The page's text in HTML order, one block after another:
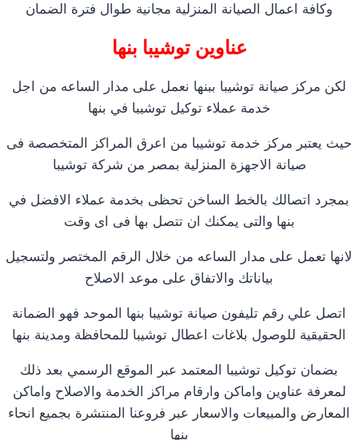
وكافة اعمال الصيانة المنزلية مجانية طوال فترة الضمان
عناوين توشيبا بنها
لكن مركز صيانة توشيبا ببنها نعمل على مدار الساعه من اجل
خدمة عملاء توكيل توشيبا في بنها
حيث يعتبر مركز خدمة توشيبا من اعرق المراكز المتخصصة فى
صيانة الاجهزة المنزلية بمصر من شركة توشيبا
بمجرد اتصالك بالخط الساخن تحظى بخدمة عملاء الافضل في
بنها والتى يمكنك ان تتصل بها فى اى وقت
لانها تعمل على مدار الساعه من خلال الرقم المختصر ولتسجيل
بياناتك والاتفاق على موعد الاصلاح
اتصل علي رقم تليفون صيانة توشيبا بنها الموحد فهو الضمانة
الحقيقية للوصول بلاغات اعطال توشيبا للمحافظة ومدينة بنها
بضمان توكيل توشيبا المعتمد عبر الموقع الرسمي بعد ذلك
لمعرفة عناوين واماكن وارقام مراكز الخدمة والاصلاح واماكن
المعارض والمبيعات والاسعار عبر فروعنا المنتشرة بجميع انحاء
بنها